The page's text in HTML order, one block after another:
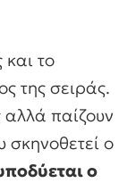
και το
της σειράς.
αλλά παίζουν
ο
ο